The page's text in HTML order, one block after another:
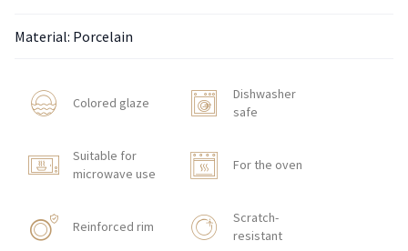
Material: Porcelain
Colored glaze
Dishwasher
safe
Suitable for
microwave use
For the oven
Reinforced rim
Scratch-
resistant